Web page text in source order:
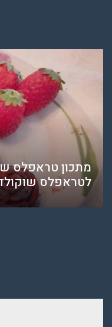
מתכון טראפלס
לטראפלס